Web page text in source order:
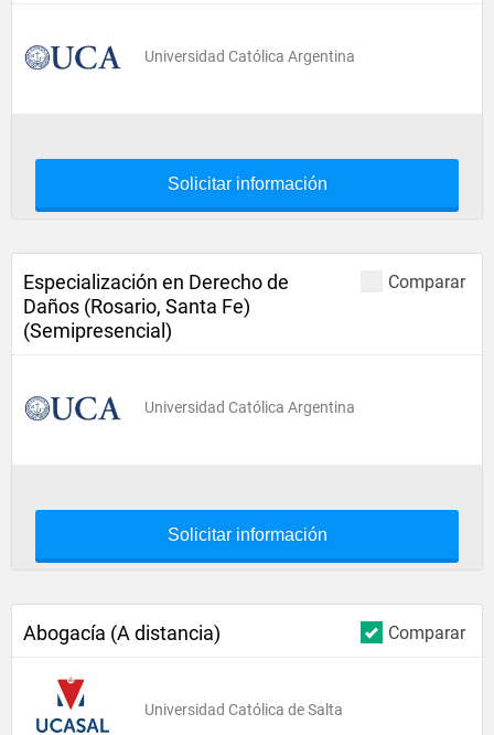
Universidad Católica Argentina
Solicitar información
Comparar
Especialización en Derecho de
Daños (Rosario, Santa Fe)
(Semipresencial)
Universidad Católica Argentina
Solicitar información
Comparar
Abogacía (A distancia)
Universidad Católica de Salta